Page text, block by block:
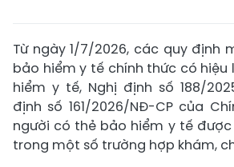
Từ ngày 1/7/2026, các quy định
bảo hiểm y tế chính thức có hiệu
hiểm y tế, Nghị định số 188/
định số 161/2026/NĐ-CP của
người có thẻ bảo hiểm y tế
trong một số trường hợp khám,